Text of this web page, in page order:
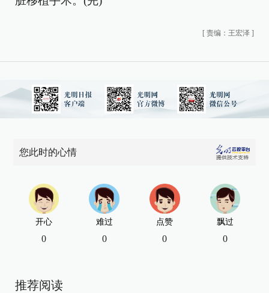
[ 责编：王宏泽 ]
您此时的心情
开心
0
难过
0
点赞
0
飘过
0
推荐阅读